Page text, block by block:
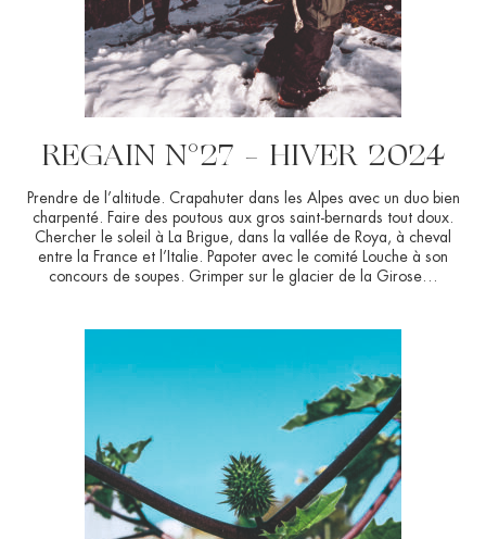
REGAIN N°27 – HIVER 2024
Prendre de l’altitude. Crapahuter dans les Alpes avec un duo bien
charpenté. Faire des poutous aux gros saint-bernards tout doux.
Chercher le soleil à La Brigue, dans la vallée de Roya, à cheval
entre la France et l’Italie. Papoter avec le comité Louche à son
concours de soupes. Grimper sur le glacier de la Girose…